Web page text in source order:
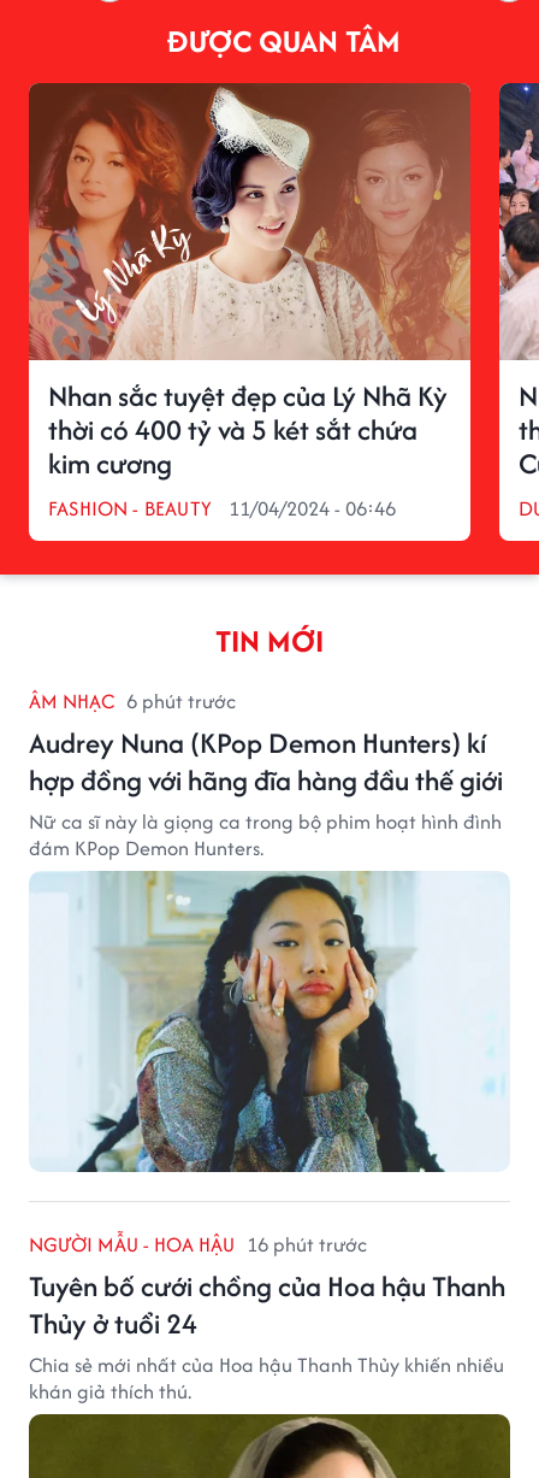
ĐƯỢC QUAN TÂM
Nhan sắc tuyệt đẹp của Lý Nhã Kỳ
thời có 400 tỷ và 5 két sắt chứa
kim cương
FASHION - BEAUTY 11/04/2024 - 06:46
TIN MỚI
ÂM NHẠC 6 phút trước
Audrey Nuna (KPop Demon Hunters) kí
hợp đồng với hãng đĩa hàng đầu thế giới
Nữ ca sĩ này là giọng ca trong bộ phim hoạt hình đình
đám KPop Demon Hunters.
NGƯỜI MẪU - HOA HẬU 16 phút trước
Tuyên bố cưới chồng của Hoa hậu Thanh
Thủy ở tuổi 24
Chia sẻ mới nhất của Hoa hậu Thanh Thủy khiến nhiều
khán giả thích thú.